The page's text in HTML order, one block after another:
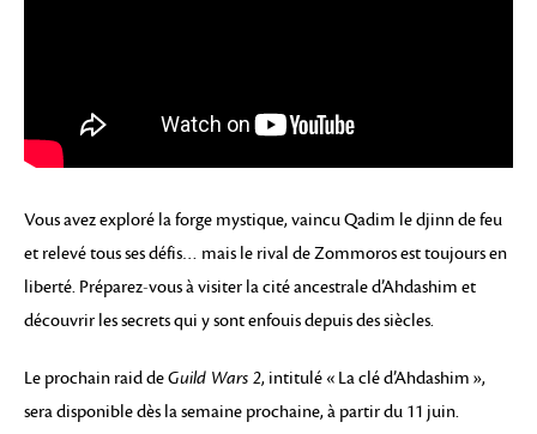
Vous avez exploré la forge mystique, vaincu Qadim le djinn de feu
et relevé tous ses défis… mais le rival de Zommoros est toujours en
liberté. Préparez-vous à visiter la cité ancestrale d’Ahdashim et
découvrir les secrets qui y sont enfouis depuis des siècles.
Le prochain raid deGuild Wars 2, intitulé « La clé d’Ahdashim »,
sera disponible dès la semaine prochaine, à partir du 11 juin.